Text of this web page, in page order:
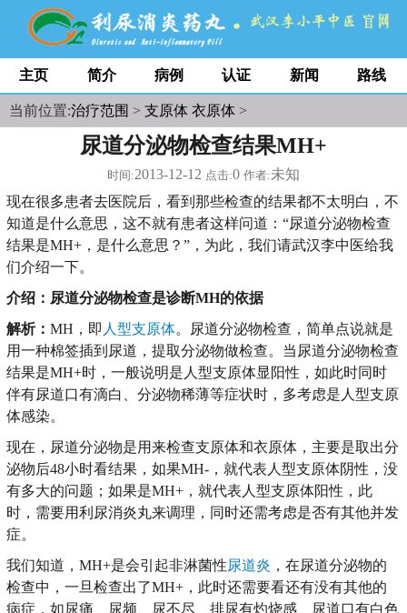
主页 简介 病例 认证 新闻 路线
当前位置:治疗范围 > 支原体 衣原体 >
尿道分泌物检查结果MH+
时间:2013-12-12 点击:0 作者:未知
现在很多患者去医院后，看到那些检查的结果都不太明白，不
知道是什么意思，这不就有患者这样问道：“尿道分泌物检查
结果是MH+，是什么意思？”，为此，我们请武汉李中医给我
们介绍一下。
介绍：尿道分泌物检查是诊断MH的依据
解析： MH，即 人型支原体。尿道分泌物检查，简单点说就是
用一种棉签插到尿道，提取分泌物做检查。当尿道分泌物检查
结果是MH+时，一般说明是人型支原体显阳性，如此时同时
伴有尿道口有滴白、分泌物稀薄等症状时，多考虑是人型支原
体感染。
现在，尿道分泌物是用来检查支原体和衣原体，主要是取出分
泌物后48小时看结果，如果MH-，就代表人型支原体阴性，没
有多大的问题；如果是MH+，就代表人型支原体阳性，此
时，需要用利尿消炎丸来调理，同时还需考虑是否有其他并发
症。
我们知道，MH+是会引起非淋菌性尿道炎 ，在尿道分泌物的
检查中，一旦检查出了MH+，此时还需要看还有没有其他的
病症，如尿痛、尿频、尿不尽、排尿有灼烧感、尿道口有白色